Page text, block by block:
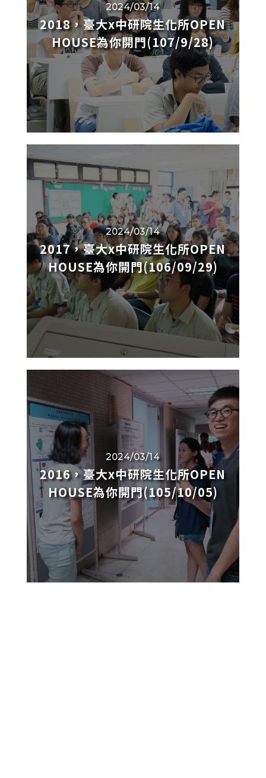
2024/03/14
2018，臺大x中研院生化所OPEN
HOUSE為你開門(107/9/28)
2024/03/14
2017，臺大x中研院生化所OPEN
HOUSE為你開門(106/09/29)
2024/03/14
2016，臺大x中研院生化所OPEN
HOUSE為你開門(105/10/05)